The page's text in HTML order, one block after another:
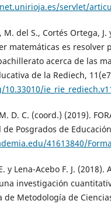
servlet/
M. del S., Cortés Ortega,
matemáticas es resolver
acerca de las
de la Rediech,
D. C. (coord.) (2019).
Posgrados de
41613840/
y Lena-Acebo F. J.
investigación
de Metodología de